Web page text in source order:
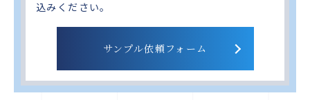
込みください。
サンプル依頼フォーム